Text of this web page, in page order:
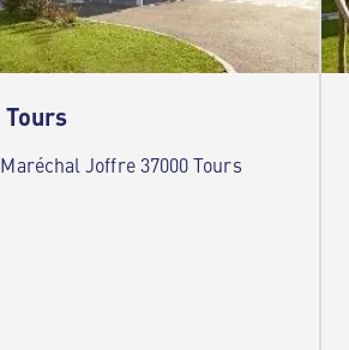
Joffre 37000 Tours